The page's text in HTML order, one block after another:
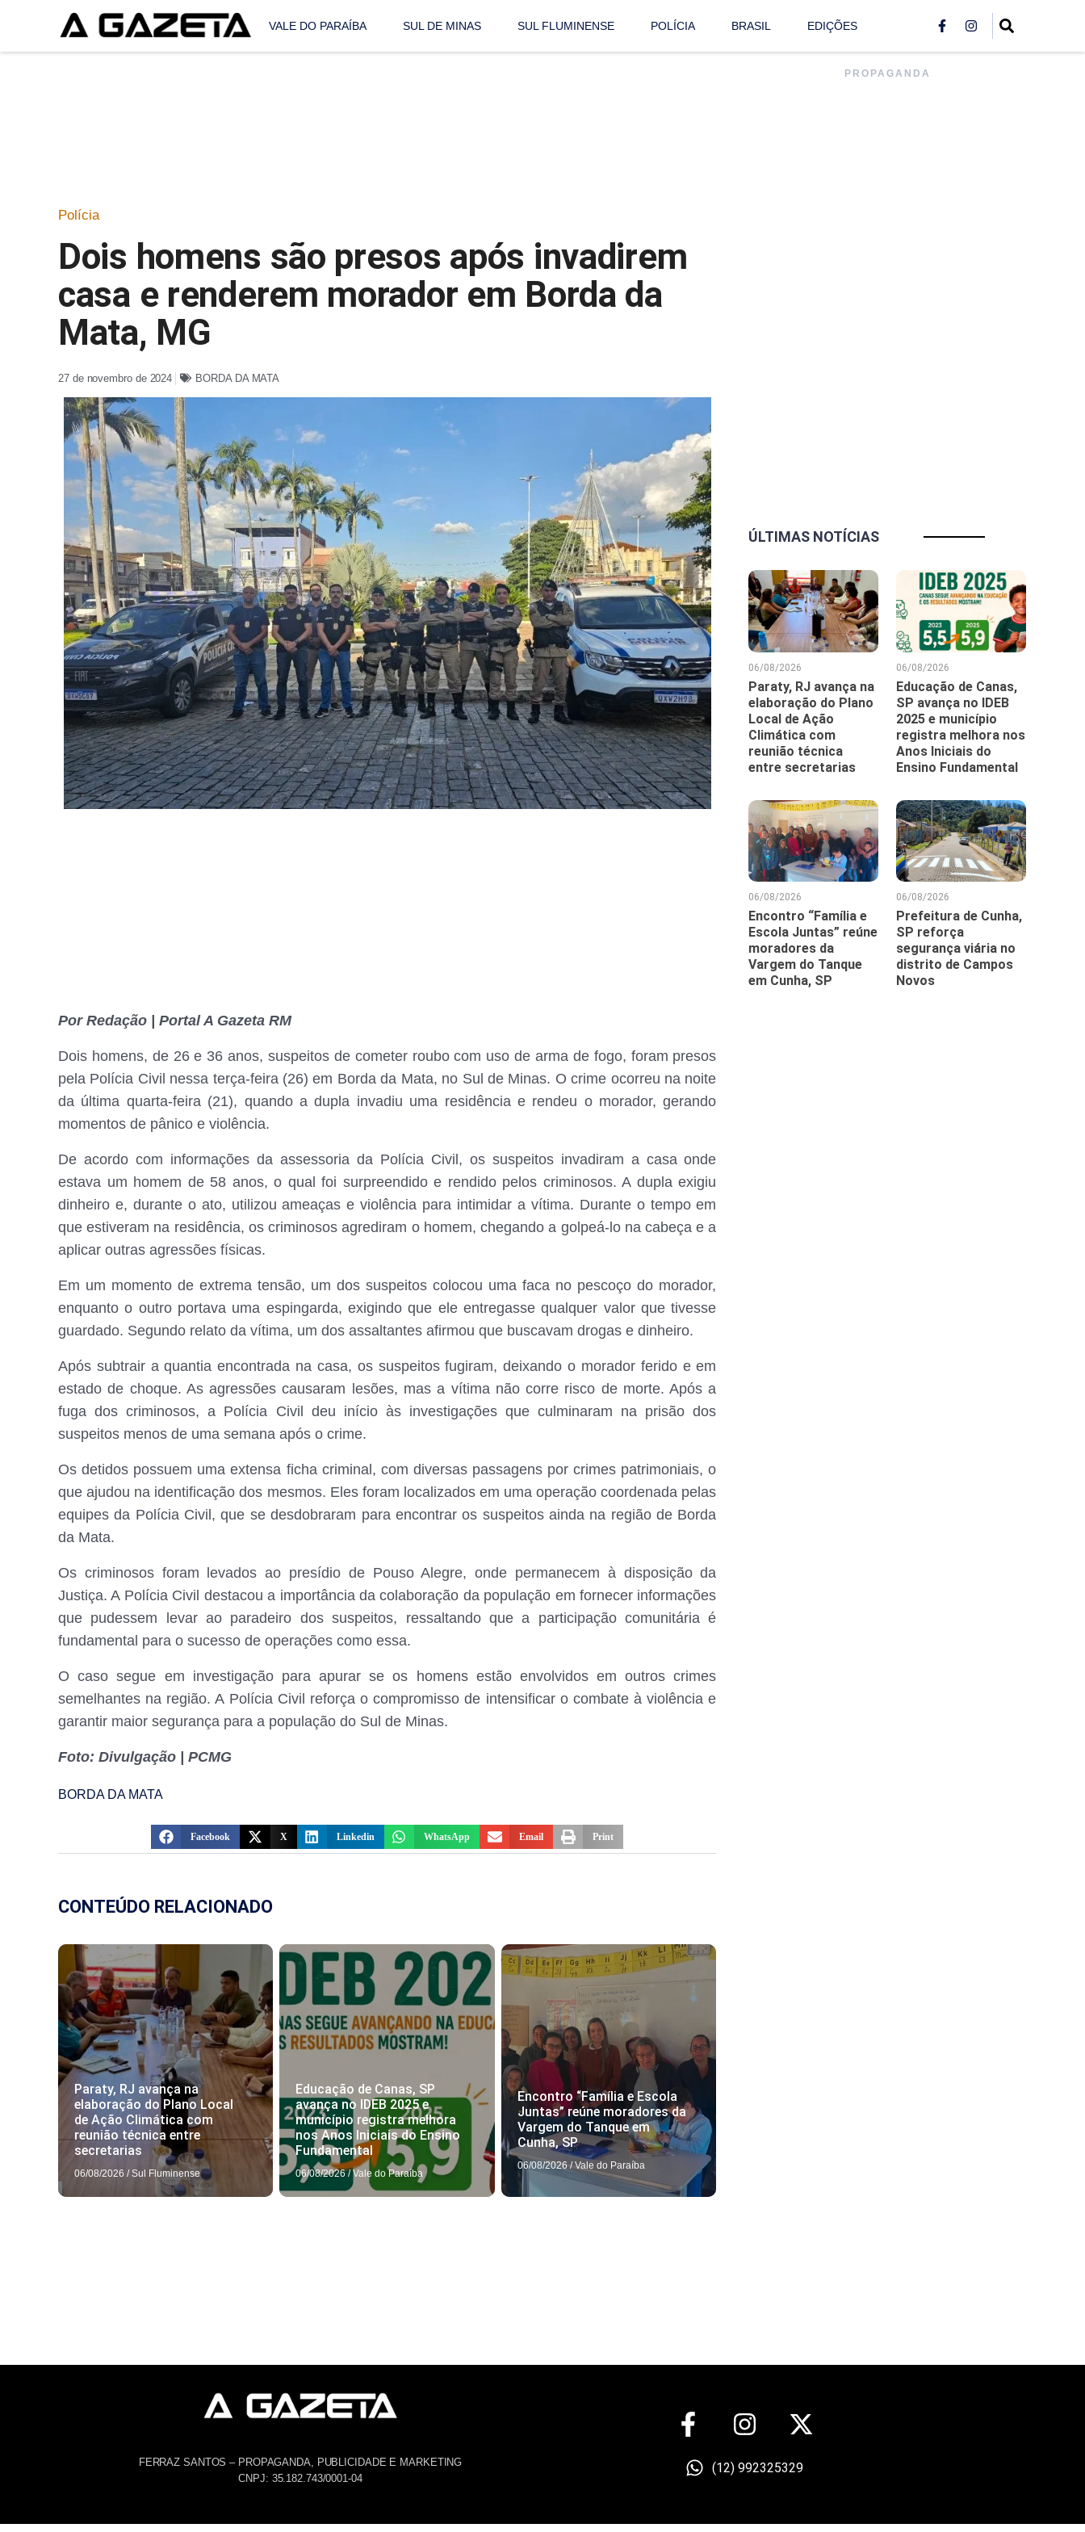
VALE DO PARAÍBA SUL DE MINAS SUL FLUMINENSE POLÍCIA BRASIL EDIÇÕES
Polícia
Dois homens são presos após invadirem
casa e renderem morador em Borda da
Mata, MG
27 de novembro de 2024 BORDA DA MATA
Por Redação | Portal A Gazeta RM
Dois homens, de 26 e 36 anos, suspeitos de cometer roubo com uso de arma de fogo, foram presos
pela Polícia Civil nessa terça-feira (26) em Borda da Mata, no Sul de Minas. O crime ocorreu na noite
da última quarta-feira (21), quando a dupla invadiu uma residência e rendeu o morador, gerando
momentos de pânico e violência.
De acordo com informações da assessoria da Polícia Civil, os suspeitos invadiram a casa onde
estava um homem de 58 anos, o qual foi surpreendido e rendido pelos criminosos. A dupla exigiu
dinheiro e, durante o ato, utilizou ameaças e violência para intimidar a vítima. Durante o tempo em
que estiveram na residência, os criminosos agrediram o homem, chegando a golpeá-lo na cabeça e a
aplicar outras agressões físicas.
Em um momento de extrema tensão, um dos suspeitos colocou uma faca no pescoço do morador,
enquanto o outro portava uma espingarda, exigindo que ele entregasse qualquer valor que tivesse
guardado. Segundo relato da vítima, um dos assaltantes afirmou que buscavam drogas e dinheiro.
Após subtrair a quantia encontrada na casa, os suspeitos fugiram, deixando o morador ferido e em
estado de choque. As agressões causaram lesões, mas a vítima não corre risco de morte. Após a
fuga dos criminosos, a Polícia Civil deu início às investigações que culminaram na prisão dos
suspeitos menos de uma semana após o crime.
Os detidos possuem uma extensa ficha criminal, com diversas passagens por crimes patrimoniais, o
que ajudou na identificação dos mesmos. Eles foram localizados em uma operação coordenada pelas
equipes da Polícia Civil, que se desdobraram para encontrar os suspeitos ainda na região de Borda
da Mata.
Os criminosos foram levados ao presídio de Pouso Alegre, onde permanecem à disposição da
Justiça. A Polícia Civil destacou a importância da colaboração da população em fornecer informações
que pudessem levar ao paradeiro dos suspeitos, ressaltando que a participação comunitária é
fundamental para o sucesso de operações como essa.
O caso segue em investigação para apurar se os homens estão envolvidos em outros crimes
semelhantes na região. A Polícia Civil reforça o compromisso de intensificar o combate à violência e
garantir maior segurança para a população do Sul de Minas.
Foto: Divulgação | PCMG
BORDA DA MATA
Facebook X Linkedin WhatsApp Email Print
CONTEÚDO RELACIONADO
Paraty, RJ avança na
elaboração do Plano Local
de Ação Climática com
reunião técnica entre
secretarias
06/08/2026 / Sul Fluminense
Educação de Canas, SP
avança no IDEB 2025 e
município registra melhora
nos Anos Iniciais do Ensino
Fundamental
06/08/2026 / Vale do Paraíba
Encontro “Família e Escola
Juntas” reúne moradores da
Vargem do Tanque em
Cunha, SP
06/08/2026 / Vale do Paraíba
PROPAGANDA
ÚLTIMAS NOTÍCIAS
06/08/2026
Paraty, RJ avança na
elaboração do Plano
Local de Ação
Climática com
reunião técnica
entre secretarias
06/08/2026
Educação de Canas,
SP avança no IDEB
2025 e município
registra melhora nos
Anos Iniciais do
Ensino Fundamental
06/08/2026
Encontro “Família e
Escola Juntas” reúne
moradores da
Vargem do Tanque
em Cunha, SP
06/08/2026
Prefeitura de Cunha,
SP reforça
segurança viária no
distrito de Campos
Novos
FERRAZ SANTOS – PROPAGANDA, PUBLICIDADE E MARKETING
CNPJ: 35.182.743/0001-04
(12) 992325329